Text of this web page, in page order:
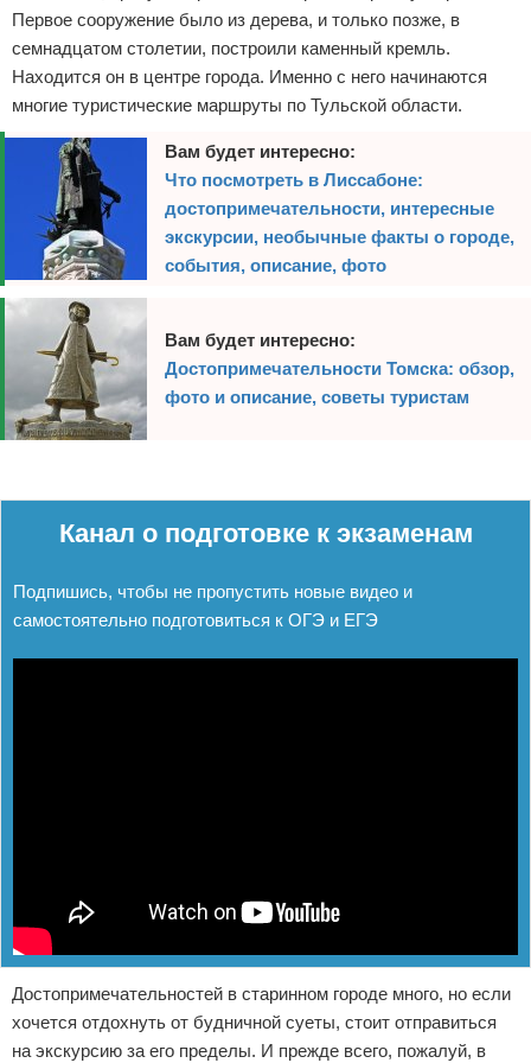
Первое сооружение было из дерева, и только позже, в
семнадцатом столетии, построили каменный кремль.
Находится он в центре города. Именно с него начинаются
многие туристические маршруты по Тульской области.
Вам будет интересно:
Что посмотреть в Лиссабоне:
достопримечательности, интересные
экскурсии, необычные факты о городе,
события, описание, фото
Вам будет интересно:
Достопримечательности Томска: обзор,
фото и описание, советы туристам
Канал о подготовке к экзаменам
Подпишись, чтобы не пропустить новые видео и
самостоятельно подготовиться к ОГЭ и ЕГЭ
Достопримечательностей в старинном городе много, но если
хочется отдохнуть от будничной суеты, стоит отправиться
на экскурсию за его пределы. И прежде всего, пожалуй, в